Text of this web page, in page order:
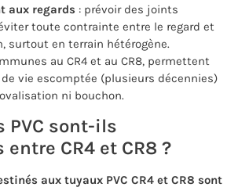
aux regards : prévoir des joints
toute contrainte entre le regard et
surtout en terrain hétérogène.
au CR4 et au CR8, permettent
vie escomptée (plusieurs décennies)
ni bouchon.
PVC sont-ils
CR4 et CR8 ?
aux tuyaux PVC CR4 et CR8 sont